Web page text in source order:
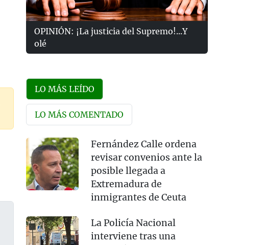
OPINIÓN: ¡La justicia del Supremo!...Y
olé
LO MÁS LEÍDO
LO MÁS COMENTADO
Fernández Calle ordena
revisar convenios ante la
posible llegada a
Extremadura de
inmigrantes de Ceuta
La Policía Nacional
interviene tras una